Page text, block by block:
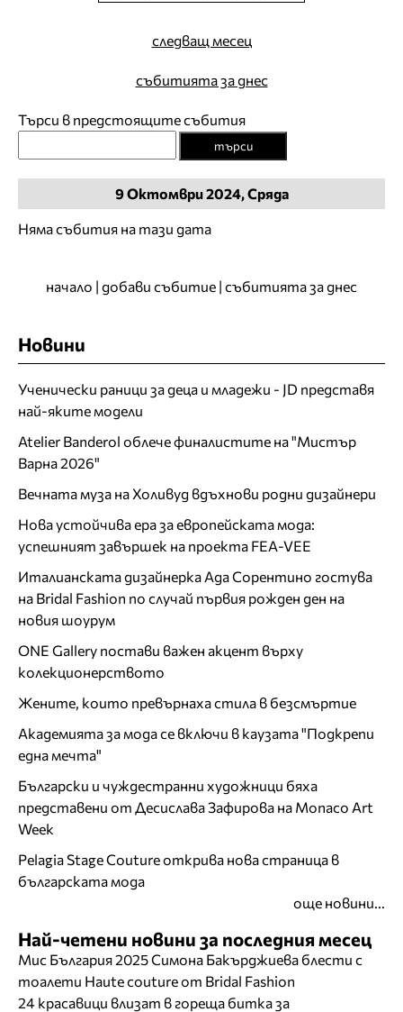
следващ месец
събитията за днес
Търси в предстоящите събития
търси
9Октомври2024, Сряда
Няма събития на тази дата
начало | добави събитие | събитията за днес
Новини
Ученически раници за деца и младежи - JD представя
най-яките модели
Atelier Banderol облече финалистите на "Мистър
Варна 2026"
Вечната муза на Холивуд вдъхнови родни дизайнери
Нова устойчива ера за европейската мода:
успешният завършек на проекта FEA-VEE
Италианската дизайнерка Ада Сорентино гостува
на Bridal Fashion по случай първия рожден ден на
новия шоурум
ONE Gallery постави важен акцент върху
колекционерството
Жените, които превърнаха стила в безсмъртие
Академията за мода се включи в каузата "Подкрепи
една мечта"
Български и чуждестранни художници бяха
представени от Десислава Зафирова на Monaco Art
Week
Pelagia Stage Couture открива нова страница в
българската мода
още новини...
Най-четени новини за последния месец
Мис България 2025 Симона Бакърджиева блести с
тоалети Haute couture от Bridal Fashion
24 красавици влизат в гореща битка за